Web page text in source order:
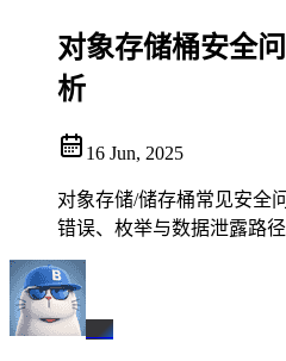
对象存储桶安全
析
16 Jun, 2025
对象存储/储存桶常见安全
错误、枚举与数据泄露路径
BX